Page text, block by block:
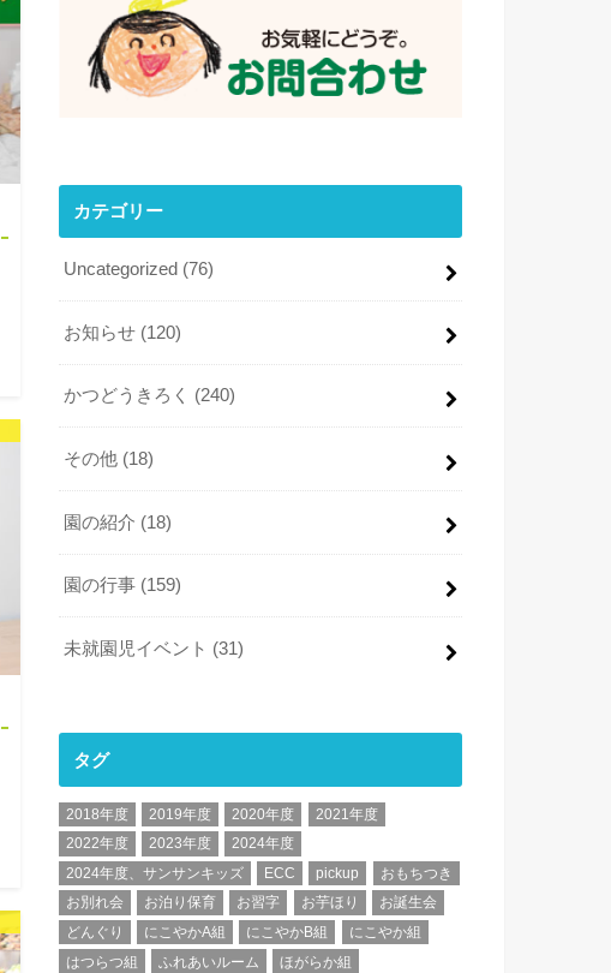
カテゴリー
Uncategorized (76)
お知らせ (120)
かつどうきろく (240)
その他 (18)
園の紹介 (18)
園の行事 (159)
未就園児イベント (31)
タグ
2018年度 2019年度 2020年度
2021年度
2022年度
2023年度
2024年度
2024年度、サンサンキッズ
ECC pickup
おもちつき
お別れ会
お泊り保育 お習字 お芋ほり
お誕生会
どんぐり
にこやかA組 にこやかB組
にこやか組
はつらつ組
ふれあいルーム
ほがらか組